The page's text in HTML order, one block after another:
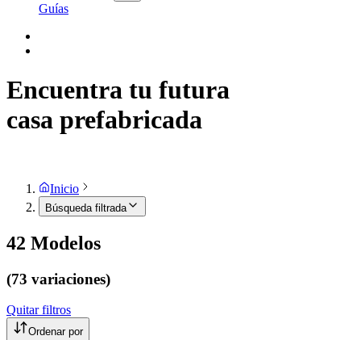
Guías
Encuentra tu futura
casa prefabricada
Inicio
Búsqueda filtrada
42 Modelos
(73 variaciones)
Quitar filtros
Ordenar por